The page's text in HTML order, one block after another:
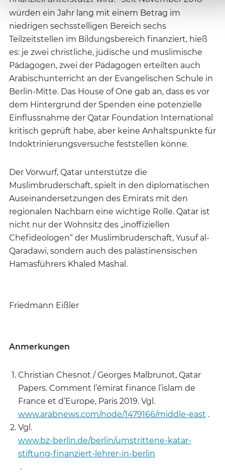
würden ein Jahr lang mit einem Betrag im
niedrigen sechsstelligen Bereich sechs
Teilzeitstellen im Bildungsbereich finanziert, hieß
es: je zwei christliche, jüdische und muslimische
Pädagogen, zwei der Pädagogen erteilten auch
Arabischunterricht an der Evangelischen Schule in
Berlin-Mitte. Das House of One gab an, dass es vor
dem Hintergrund der Spenden eine potenzielle
Einflussnahme der Qatar Foundation International
kritisch geprüft habe, aber keine Anhaltspunkte für
Indoktrinierungsversuche feststellen könne.
Der Vorwurf, Qatar unterstütze die
Muslimbruderschaft, spielt in den diplomatischen
Auseinandersetzungen des Emirats mit den
regionalen Nachbarn eine wichtige Rolle. Qatar ist
nicht nur der Wohnsitz des „inoffiziellen
Chefideologen“ der Muslimbruderschaft, Yusuf al-
Qaradawi, sondern auch des palästinensischen
Hamasführers Khaled Mashal.
Friedmann Eißler
Anmerkungen
Christian Chesnot / Georges Malbrunot, Qatar
Papers. Comment l’émirat finance l’islam de
France et d’Europe, Paris 2019. Vgl.
www.arabnews.com/node/1479166/middle-east .
Vgl.
www.bz-berlin.de/berlin/umstrittene-katar-
stiftung-finanziert-lehrer-in-berlin
.